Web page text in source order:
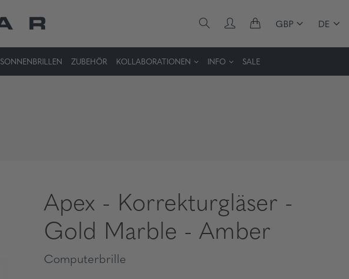
GBP DE
SONNENBRILLEN ZUBEHÖR KOLLABORATIONEN INFO SALE
Apex - Korrekturgläser -
Gold Marble - Amber
Computerbrille